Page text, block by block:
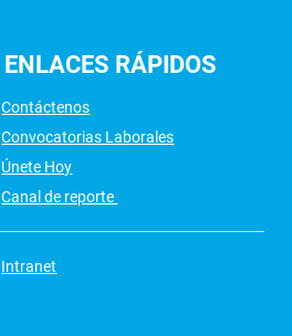
ENLACES RÁPIDOS
Contáctenos
Convocatorias Laborales
Únete Hoy
Canal de reporte
Intranet